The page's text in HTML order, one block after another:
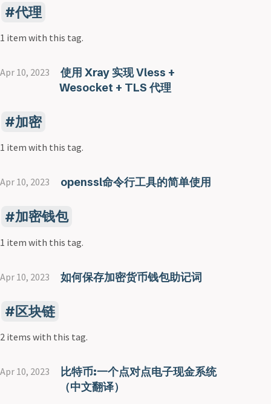
代理
1 item with this tag.
Apr 10, 2023
使用 Xray 实现 Vless +
Wesocket + TLS 代理
加密
1 item with this tag.
Apr 10, 2023 openssl命令行工具的简单使用
加密钱包
1 item with this tag.
Apr 10, 2023 如何保存加密货币钱包助记词
区块链
2 items with this tag.
Apr 10, 2023
比特币:一个点对点电子现金系统
（中文翻译）